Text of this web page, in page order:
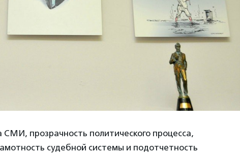
прозрачность политического процесса,
судебной системы и подотчетность